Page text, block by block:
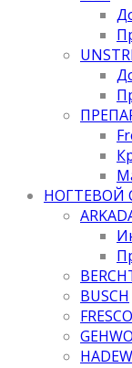
НОГТЕВОЙ
BUSCH
FRESCO